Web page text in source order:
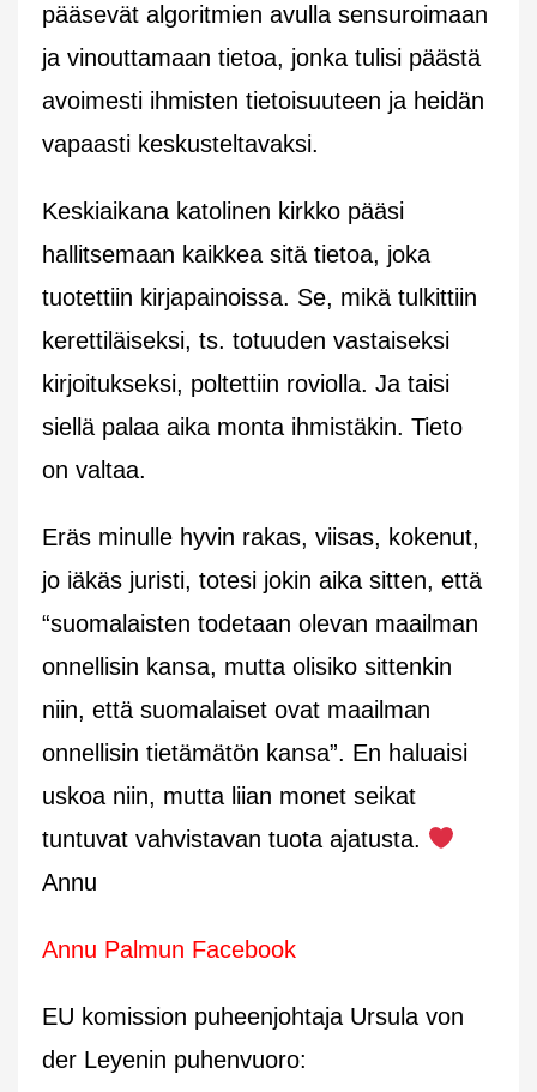
pääsevät algoritmien avulla sensuroimaan
ja vinouttamaan tietoa, jonka tulisi päästä
avoimesti ihmisten tietoisuuteen ja heidän
vapaasti keskusteltavaksi.
Keskiaikana katolinen kirkko pääsi
hallitsemaan kaikkea sitä tietoa, joka
tuotettiin kirjapainoissa. Se, mikä tulkittiin
kerettiläiseksi, ts. totuuden vastaiseksi
kirjoitukseksi, poltettiin roviolla. Ja taisi
siellä palaa aika monta ihmistäkin. Tieto
on valtaa.
Eräs minulle hyvin rakas, viisas, kokenut,
jo iäkäs juristi, totesi jokin aika sitten, että
“suomalaisten todetaan olevan maailman
onnellisin kansa, mutta olisiko sittenkin
niin, että suomalaiset ovat maailman
onnellisin tietämätön kansa”. En haluaisi
uskoa niin, mutta liian monet seikat
tuntuvat vahvistavan tuota ajatusta.
Annu
Annu Palmun Facebook
EU komission puheenjohtaja Ursula von
der Leyenin puhenvuoro: